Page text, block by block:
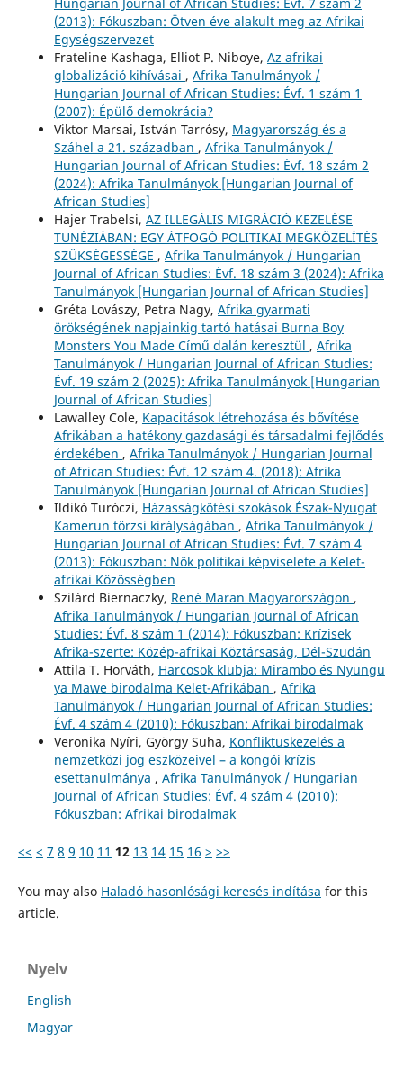
(2013): Fókuszban: Ötven éve alakult meg az Afrikai
Egységszervezet
Frateline Kashaga, Elliot P. Niboye, Az afrikai
globalizáció kihívásai , Afrika Tanulmányok /
Hungarian Journal of African Studies: Évf. 1 szám 1
(2007): Épülő demokrácia?
Viktor Marsai, István Tarrósy, Magyarország és a
Száhel a 21. században , Afrika Tanulmányok /
Hungarian Journal of African Studies: Évf. 18 szám 2
(2024): Afrika Tanulmányok [Hungarian Journal of
African Studies]
Hajer Trabelsi, AZ ILLEGÁLIS MIGRÁCIÓ KEZELÉSE
TUNÉZIÁBAN: EGY ÁTFOGÓ POLITIKAI MEGKÖZELÍTÉS
SZÜKSÉGESSÉGE , Afrika Tanulmányok / Hungarian
Journal of African Studies: Évf. 18 szám 3 (2024): Afrika
Tanulmányok [Hungarian Journal of African Studies]
Gréta Lovászy, Petra Nagy, Afrika gyarmati
örökségének napjainkig tartó hatásai Burna Boy
Monsters You Made Című dalán keresztül , Afrika
Tanulmányok / Hungarian Journal of African Studies:
Évf. 19 szám 2 (2025): Afrika Tanulmányok [Hungarian
Journal of African Studies]
Lawalley Cole, Kapacitások létrehozása és bővítése
Afrikában a hatékony gazdasági és társadalmi fejlődés
érdekében , Afrika Tanulmányok / Hungarian Journal
of African Studies: Évf. 12 szám 4. (2018): Afrika
Tanulmányok [Hungarian Journal of African Studies]
Ildikó Turóczi, Házasságkötési szokások Észak-Nyugat
Kamerun törzsi királyságában , Afrika Tanulmányok /
Hungarian Journal of African Studies: Évf. 7 szám 4
(2013): Fókuszban: Nők politikai képviselete a Kelet-
afrikai Közösségben
Szilárd Biernaczky, René Maran Magyarországon ,
Afrika Tanulmányok / Hungarian Journal of African
Studies: Évf. 8 szám 1 (2014): Fókuszban: Krízisek
Afrika-szerte: Közép-afrikai Köztársaság, Dél-Szudán
Attila T. Horváth, Harcosok klubja: Mirambo és Nyungu
ya Mawe birodalma Kelet-Afrikában , Afrika
Tanulmányok / Hungarian Journal of African Studies:
Évf. 4 szám 4 (2010): Fókuszban: Afrikai birodalmak
Veronika Nyíri, György Suha, Konfliktuskezelés a
nemzetközi jog eszközeivel – a kongói krízis
esettanulmánya , Afrika Tanulmányok / Hungarian
Journal of African Studies: Évf. 4 szám 4 (2010):
Fókuszban: Afrikai birodalmak
<< < 7 8 9 10 11 12 13 14 15 16 > >>
You may also Haladó hasonlósági keresés indítása for this
article.
Nyelv
English
Magyar